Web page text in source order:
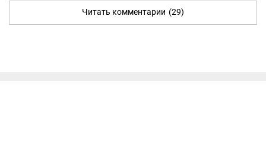
Читать комментарии (29)